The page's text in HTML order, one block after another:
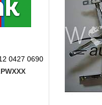
0427 0690